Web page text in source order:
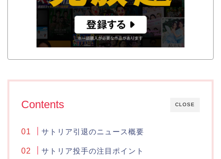
CLOSE
Contents
サトリア引退のニュース概要
サトリア投手の注目ポイント